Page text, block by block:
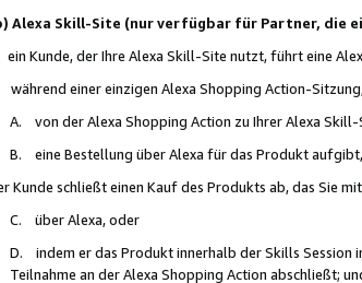
Alexa Skill-Site (nur verfügbar für Partner, die
Kunde, der Ihre Alexa Skill-Site nutzt, führt eine
einer einzigen Alexa Shopping Action-
A. von der Alexa Shopping Action zu Ihrer Alexa
B. eine Bestellung über Alexa für das Produkt aufgibt,
Kunde schließt einen Kauf des Produkts ab, das Sie
C. über Alexa, oder
D. indem er das Produkt innerhalb der Skills Session
Teilnahme an der Alexa Shopping Action abschließt;